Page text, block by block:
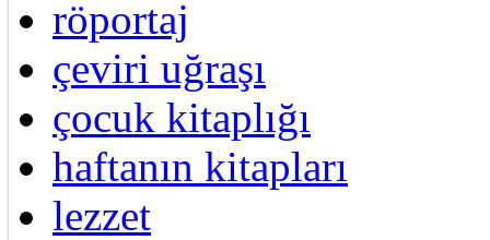
röportaj
çeviri uğraşı
çocuk kitaplığı
haftanın kitapları
lezzet